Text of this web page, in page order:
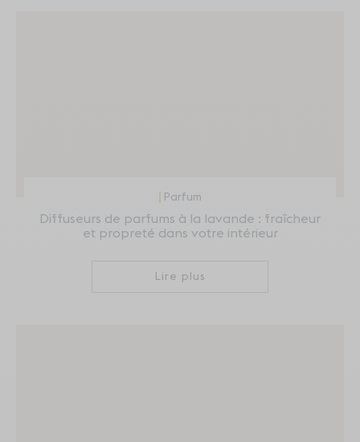
Parfum
Diffuseurs de parfums à la lavande : fraîcheur
et propreté dans votre intérieur
Lire plus